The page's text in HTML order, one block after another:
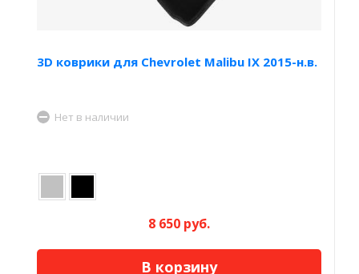
3D коврики для Chevrolet Malibu IX 2015-н.в.
Нет в наличии
8 650 руб.
В корзину